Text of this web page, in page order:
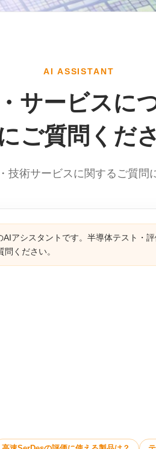
AI ASSISTANT
サービスに
ご質問くだ
技術サービスに関するご質問
AIアシスタントです。半導体テスト・
ください。